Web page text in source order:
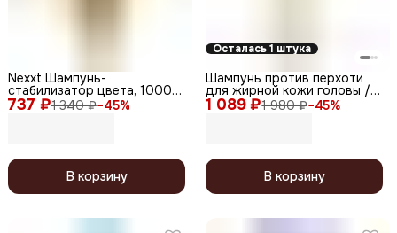
737 ₽1 340 ₽−45%
Nexxt Шампунь-
стабилизатор цвета, 1000
мл
В корзину
Осталась 1 штука
1 089 ₽1 980 ₽−45%
Шампунь против перхоти
для жирной кожи головы /
Oily Dandruff Shampoo, 400
мл
В корзину